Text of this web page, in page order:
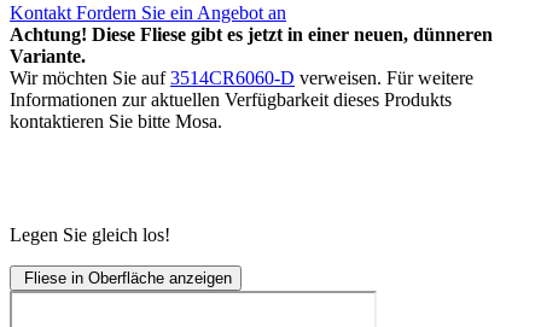
Kontakt Fordern Sie ein Angebot an
Achtung! Diese Fliese gibt es jetzt in einer neuen, dünneren
Variante.
Wir möchten Sie auf3514CR6060-D verweisen. Für weitere
Informationen zur aktuellen Verfügbarkeit dieses Produkts
kontaktieren Sie bitte Mosa.
Legen Sie gleich los!
Fliese in Oberfläche anzeigen